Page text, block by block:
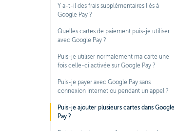
Y a-t-il des frais supplémentaires liés à
Google Pay ?
Quelles cartes de paiement puis-je utiliser
avec Google Pay ?
Puis-je utiliser normalement ma carte une
fois celle-ci activée sur Google Pay ?
Puis-je payer avec Google Pay sans
connexion Internet ou pendant un appel ?
Puis-je ajouter plusieurs cartes dans Google
Pay ?